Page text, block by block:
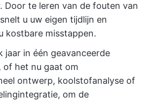
Door te leren van de fouten van
u uw eigen tijdlijn en
kostbare misstappen.
jaar in één geavanceerde
of het nu gaat om
ontwerp, koolstofanalyse of
om de